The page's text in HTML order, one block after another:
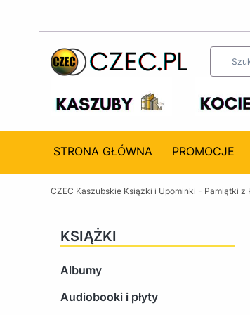
STRONA GŁÓWNA PROMOCJE
CZEC Kaszubskie Książki i Upominki - Pamiątki z
KSIĄŻKI
Albumy
Audiobooki i płyty